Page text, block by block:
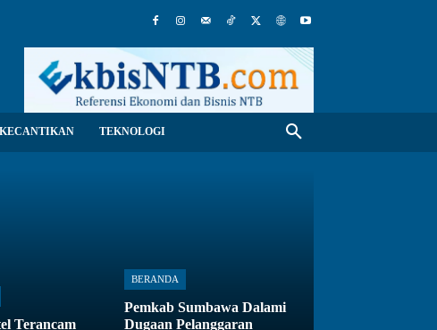
TEKNOLOGI
Terancam
BERANDA
Pemkab Sumbawa Dalami
Dugaan Pelanggaran